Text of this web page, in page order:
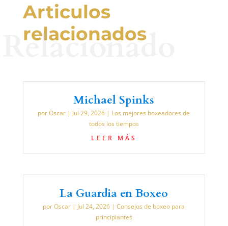
Articulos
relacionados
Relacionado
Michael Spinks
porOscar | Jul 29, 2026 | Los mejores boxeadores de
todos los tiempos
LEER MÁS
La Guardia en Boxeo
porOscar | Jul 24, 2026 |Consejos de boxeo para
principiantes